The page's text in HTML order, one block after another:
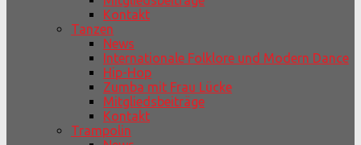
Kontakt
Tanzen
News
Internationale Folklore und Modern Dance
Hip-Hop
Zumba mit Frau Lücke
Mitgliedsbeiträge
Kontakt
Trampolin